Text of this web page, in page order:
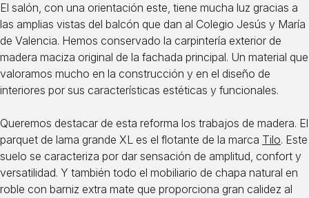
El salón, con una orientación este, tiene mucha luz gracias a
las amplias vistas del balcón que dan al Colegio Jesús y María
de Valencia. Hemos conservado la carpintería exterior de
madera maciza original de la fachada principal. Un material que
valoramos mucho en la construcción y en el diseño de
interiores por sus características estéticas y funcionales.
Queremos destacar de esta reforma los trabajos de madera. El
parquet de lama grande XL es el flotante de la marca Tilo. Este
suelo se caracteriza por dar sensación de amplitud, confort y
versatilidad. Y también todo el mobiliario de chapa natural en
roble con barniz extra mate que proporciona gran calidez al